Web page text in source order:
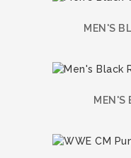
MEN'S
MEN'S